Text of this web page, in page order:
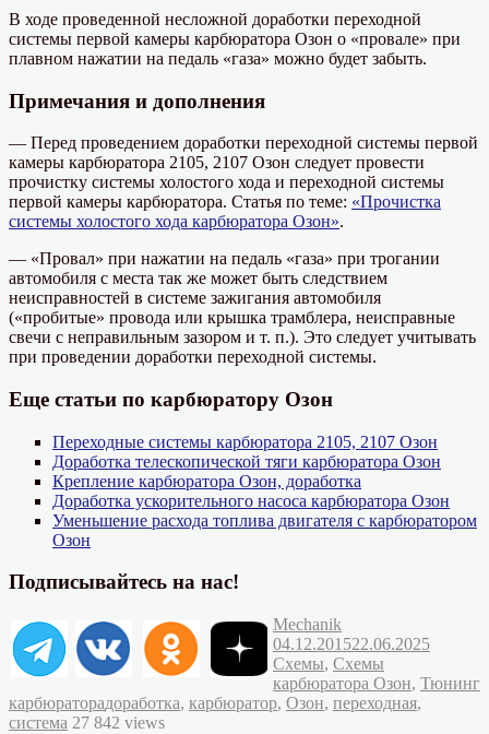
В ходе проведенной несложной доработки переходной
системы первой камеры карбюратора Озон о «провале» при
плавном нажатии на педаль «газа» можно будет забыть.
Примечания и дополнения
— Перед проведением доработки переходной системы первой
камеры карбюратора 2105, 2107 Озон следует провести
прочистку системы холостого хода и переходной системы
первой камеры карбюратора. Статья по теме: «Прочистка
системы холостого хода карбюратора Озон».
— «Провал» при нажатии на педаль «газа» при трогании
автомобиля с места так же может быть следствием
неисправностей в системе зажигания автомобиля
(«пробитые» провода или крышка трамблера, неисправные
свечи с неправильным зазором и т. п.). Это следует учитывать
при проведении доработки переходной системы.
Еще статьи по карбюратору Озон
Переходные системы карбюратора 2105, 2107 Озон
Доработка телескопической тяги карбюратора Озон
Крепление карбюратора Озон, доработка
Доработка ускорительного насоса карбюратора Озон
Уменьшение расхода топлива двигателя с карбюратором
Озон
Подписывайтесь на нас!
Автор
MechanikОпубликовано
04.12.201522.06.2025
Схемы, Схемы
карбюратора Озон, Тюнинг
карбюратораМетки
доработка, карбюратор, Озон, переходная,
система 27 842 views